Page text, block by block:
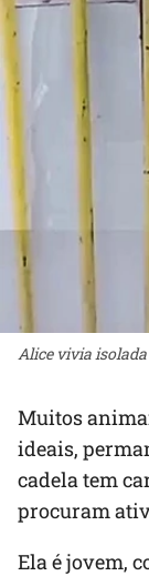
Alice vivia
Muitos
ideais,
cadela tem
procuram
Ela é jovem,